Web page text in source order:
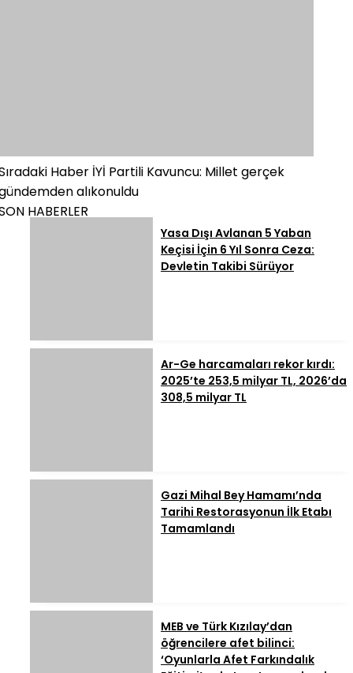
Haber İYİ Partili Kavuncu: Millet gerçek
alıkonuldu
HABERLER
Yasa Dışı Avlanan 5 Yaban
Keçisi İçin 6 Yıl Sonra Ceza:
Devletin Takibi Sürüyor
Ar-Ge harcamaları rekor kırdı:
2025’te 253,5 milyar TL, 2026’da
308,5 milyar TL
Gazi Mihal Bey Hamamı’nda
Tarihi Restorasyonun İlk Etabı
Tamamlandı
MEB ve Türk Kızılay’dan
öğrencilere afet bilinci:
‘Oyunlarla Afet Farkındalık